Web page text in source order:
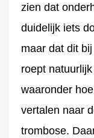
zien dat
duidelijk iets
maar dat dit
roept
waaronder
vertalen naar
trombose.